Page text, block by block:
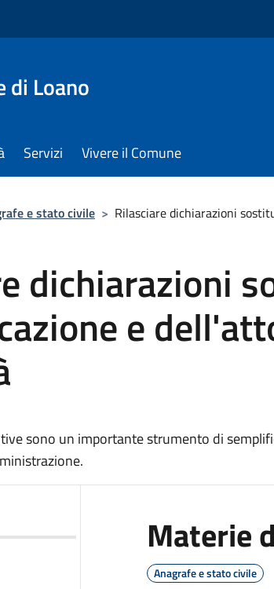
di Loano
Servizi Vivere il Comune
e stato civile > Rilasciare dichiarazioni
dichiarazioni
e
sono un importante strumento di
Materie
Anagrafe e stato civile